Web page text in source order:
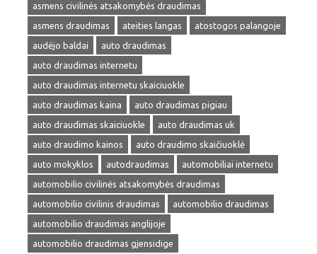
asmens civilinės atsakomybės draudimas
asmens draudimas
ateities langas
atostogos palangoje
audėjo baldai
auto draudimas
auto draudimas internetu
auto draudimas internetu skaiciuokle
auto draudimas kaina
auto draudimas pigiau
auto draudimas skaiciuokle
auto draudimas uk
auto draudimo kainos
auto draudimo skaičiuoklė
auto mokyklos
autodraudimas
automobiliai internetu
automobilio civilinės atsakomybės draudimas
automobilio civilinis draudimas
automobilio draudimas
automobilio draudimas anglijoje
automobilio draudimas gjensidige